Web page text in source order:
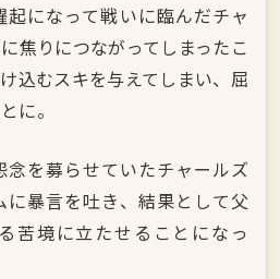
になって戦いに臨んだチャ
焦りにつながってしまったこ
込むスキを与えてしまい、屈
に。
念を募らせていたチャールズ
暴言を吐き、結果として父
苦境に立たせることになっ